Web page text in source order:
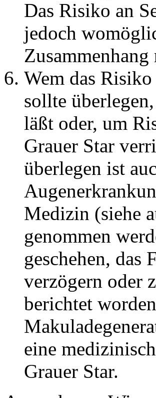
Das Risiko an
jedoch
Wem das
sollte
läßt oder, um
Grauer Star
überlegen ist
Medizin (siehe
genommen
geschehen, das
verzögern oder
berichtet
eine
Grauer Star.